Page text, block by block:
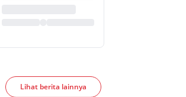
Lihat berita lainnya